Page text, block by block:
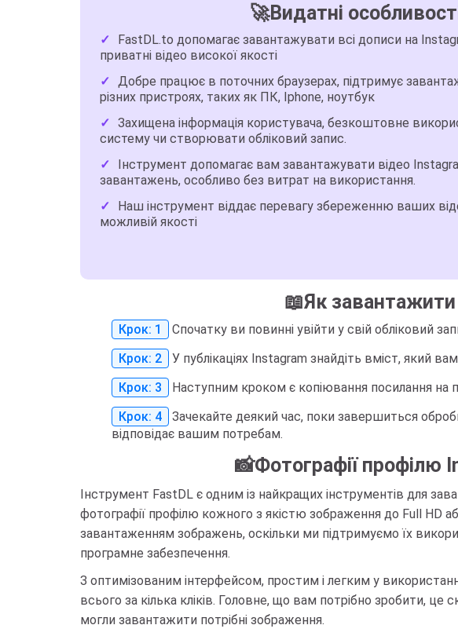
🚀Видатні
FastDL.to допомагає завантажувати всі дописи на
приватні відео високої якості
Добре працює в поточних браузерах, підтримує
різних пристроях, таких як ПК, Iphone, ноутбук
Захищена інформація користувача, безкоштовне
систему чи створювати обліковий запис.
Інструмент допомагає вам завантажувати відео
завантажень, особливо без витрат на використання.
Наш інструмент віддає перевагу збереженню ваших
можливій якості
📖Як
Крок: 1
Спочатку ви повинні увійти у свій обліковий
Крок: 2
У публікаціях Instagram знайдіть вміст, який
Крок: 3
Наступним кроком є ​​копіювання посилання на
Крок: 4
Зачекайте деякий час, поки завершиться
відповідає вашим потребам.
📸Фотографії профілю
Інструмент FastDL є одним із найкращих інструментів для
фотографії профілю кожного з якістю зображення до Full HD
завантаженням зображень, оскільки ми підтримуємо їх
програмне забезпечення.
З оптимізованим інтерфейсом, простим і легким у
всього за кілька кліків. Головне, що вам потрібно зробити,
могли завантажити потрібні зображення.